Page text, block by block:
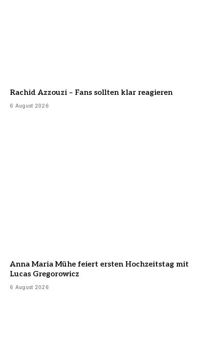
Rachid Azzouzi – Fans sollten klar reagieren
6 August 2026
Anna Maria Mühe feiert ersten Hochzeitstag mit
Lucas Gregorowicz
6 August 2026